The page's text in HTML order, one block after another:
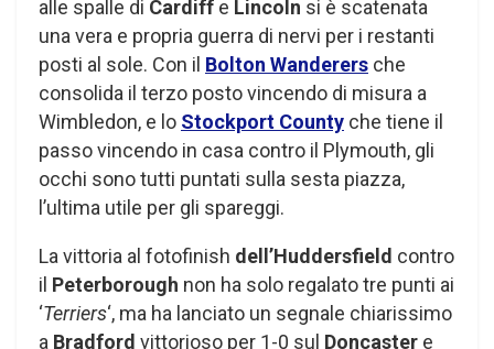
alle spalle di Cardiff e Lincoln si è scatenata
una vera e propria guerra di nervi per i restanti
posti al sole. Con il Bolton Wanderers che
consolida il terzo posto vincendo di misura a
Wimbledon, e lo Stockport County che tiene il
passo vincendo in casa contro il Plymouth, gli
occhi sono tutti puntati sulla sesta piazza,
l’ultima utile per gli spareggi.
La vittoria al fotofinish dell’Huddersfield contro
il Peterborough non ha solo regalato tre punti ai
‘Terriers‘, ma ha lanciato un segnale chiarissimo
a Bradford vittorioso per 1-0 sul Doncaster e